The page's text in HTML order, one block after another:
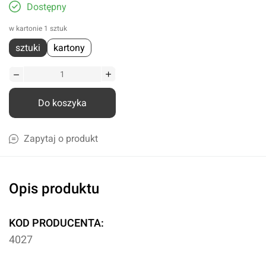
Dostępny
w kartonie 1 sztuk
sztuki kartony
Do koszyka
Zapytaj o produkt
Opis produktu
KOD PRODUCENTA:
4027